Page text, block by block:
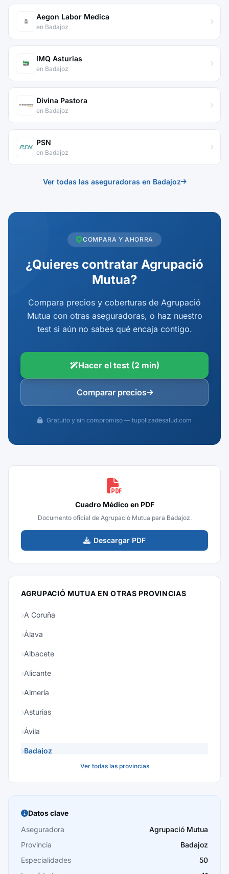
Aegon Labor Medica
en Badajoz
IMQ Asturias
en Badajoz
Divina Pastora
en Badajoz
PSN
en Badajoz
Ver todas las aseguradoras en Badajoz
COMPARA Y AHORRA
¿Quieres contratar Agrupació
Mutua?
Compara precios y coberturas de Agrupació
Mutua con otras aseguradoras, o haz nuestro
test si aún no sabes qué encaja contigo.
Hacer el test (2 min)
Comparar precios
Gratuito y sin compromiso — tupolizadesalud.com
Cuadro Médico en PDF
Documento oficial de Agrupació Mutua para Badajoz.
Descargar PDF
AGRUPACIÓ MUTUA EN OTRAS PROVINCIAS
A Coruña
Álava
Albacete
Alicante
Almería
Asturias
Ávila
Badajoz
Burgos
Cáceres
Cádiz
Cantabria
Ver todas las provincias
Datos clave
Aseguradora
Agrupació Mutua
Provincia
Badajoz
Especialidades
50